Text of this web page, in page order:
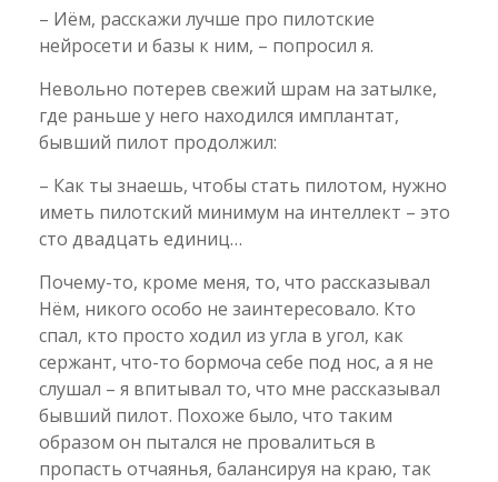
– Иём, расскажи лучше про пилотские
нейросети и базы к ним, – попросил я.
Невольно потерев свежий шрам на затылке,
где раньше у него находился имплантат,
бывший пилот продолжил:
– Как ты знаешь, чтобы стать пилотом, нужно
иметь пилотский минимум на интеллект – это
сто двадцать единиц…
Почему-то, кроме меня, то, что рассказывал
Нём, никого особо не заинтересовало. Кто
спал, кто просто ходил из угла в угол, как
сержант, что-то бормоча себе под нос, а я не
слушал – я впитывал то, что мне рассказывал
бывший пилот. Похоже было, что таким
образом он пытался не провалиться в
пропасть отчаянья, балансируя на краю, так